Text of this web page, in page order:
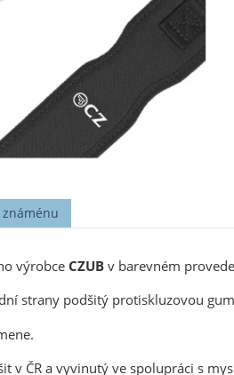
známénu
výrobce CZUBv barevném
strany podšitý protiskluzovou
v ČR a vyvinutý ve spolupráci s